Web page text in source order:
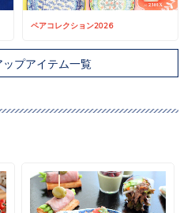
ペアコレクション2026
ップアイテム一覧